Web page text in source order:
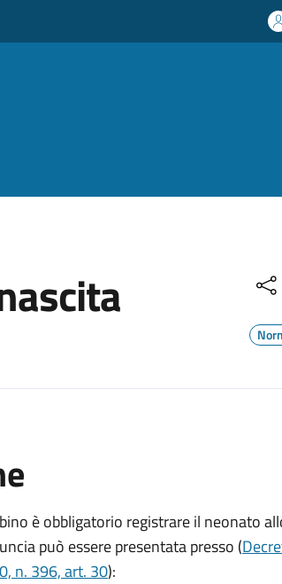
è obbligatorio registrare il neonato
può essere presentata presso (
n. 396, art. 30):